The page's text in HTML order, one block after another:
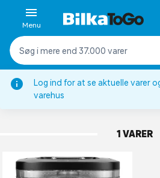
Log ind for at se aktuelle varer
varehus
Menu
Køkkenapparater
DEHYDRATOR
1 VARER